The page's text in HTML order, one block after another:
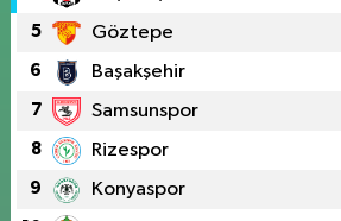
5 Göztepe
6 Başakşehir
7 Samsunspor
8 Rizespor
9 Konyaspor